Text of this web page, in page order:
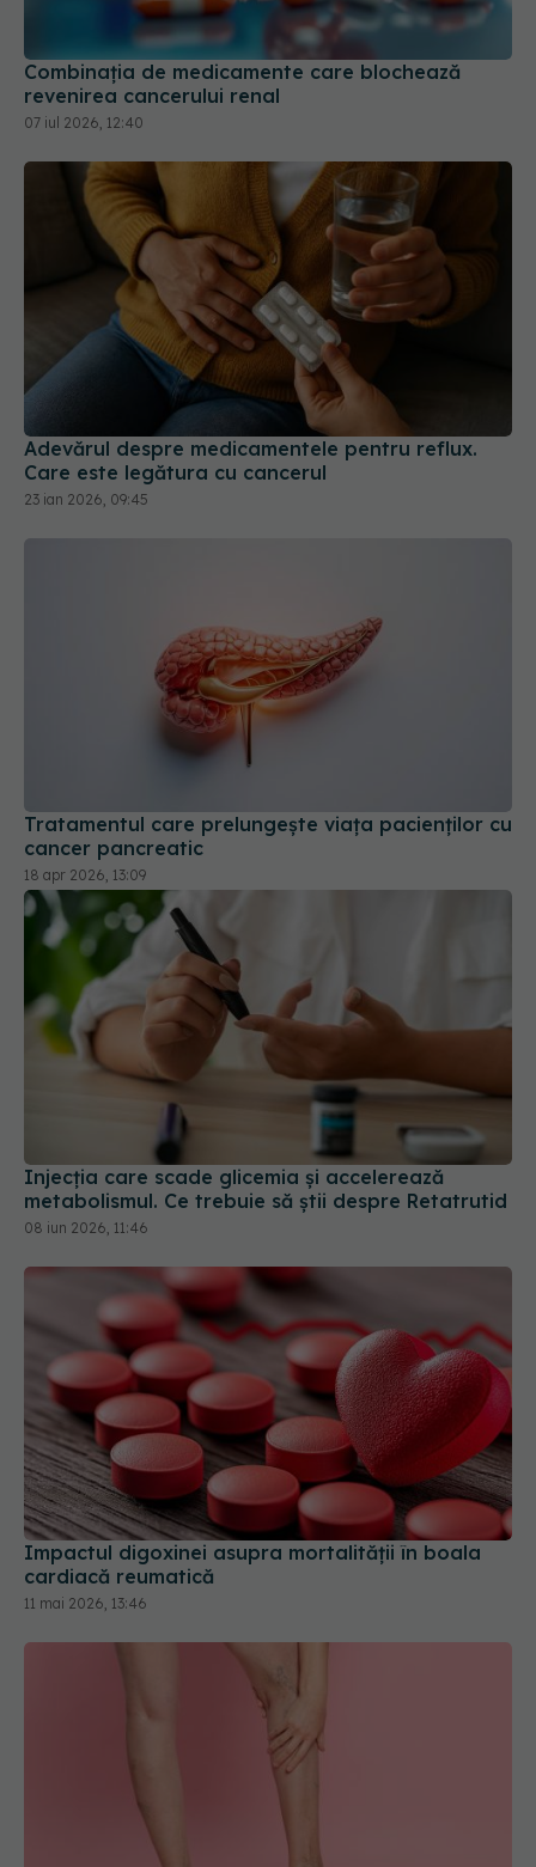
Adevărul despre medicamentele pentru reflux.
Care este legătura cu cancerul
23 ian 2026, 09:45
Tratamentul care prelungește viața pacienților cu
cancer pancreatic
Injecția care scade glicemia și accelerează
metabolismul. Ce trebuie să știi despre Retatrutid
Impactul digoxinei asupra mortalității în boala
cardiacă reumatică
11 mai 2026, 13:46
Varice tratate fără durere? O nouă tehnologie
este la un pas de aprobarea FDA